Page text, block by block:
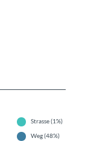
Strasse (1%)
Weg (48%)